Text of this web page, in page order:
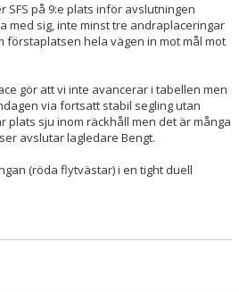
SFS på 9:e plats inför avslutningen
med sig, inte minst tre andraplaceringar
förstaplatsen hela vägen in mot mål mot
gör att vi inte avancerar i tabellen men
via fortsatt stabil segling utan
plats sju inom räckhåll men det är många
avslutar lagledare Bengt.
(röda flytvästar) i en tight duell